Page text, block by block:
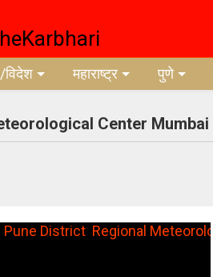
महाराष्ट्र पुणे
Center Mumbai